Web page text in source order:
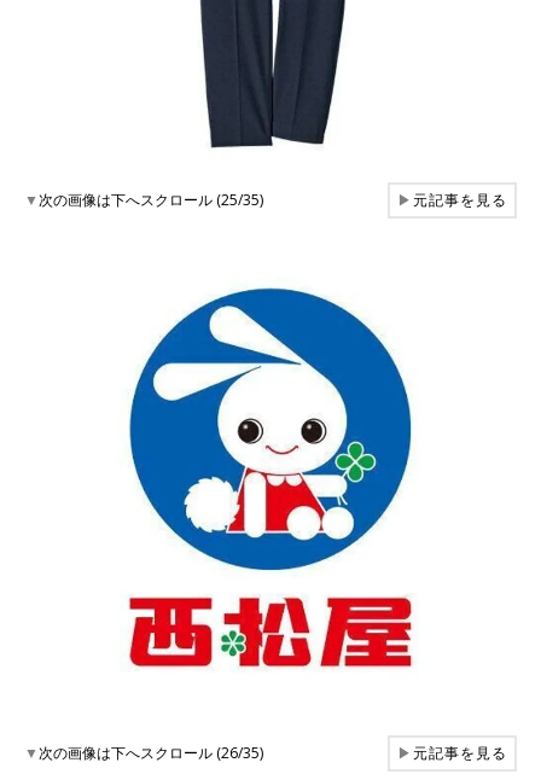
▼次の画像は下へスクロール (25/35) ▶元記事を見る
▼次の画像は下へスクロール (26/35) ▶元記事を見る